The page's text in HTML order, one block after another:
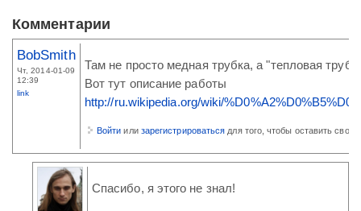
Комментарии
BobSmith
Чт, 2014-01-09
12:39
link
Там не просто медная трубка, а "тепловая
Вот тут описание работы
http://ru.wikipedia.org/wiki/
Войти или зарегистрироваться для того, чтобы оставить свой
Спасибо, я этого не знал!